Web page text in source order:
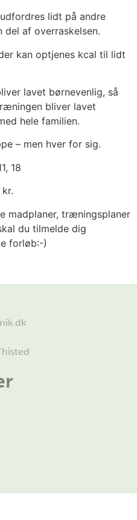
lidt på andre
af overraskelsen.
kan optjenes kcal til lidt
lavet børnevenlig, så
bliver lavet
hele familien.
– men hver for sig.
18
madplaner, træningsplaner
du tilmelde dig
forløb:-)